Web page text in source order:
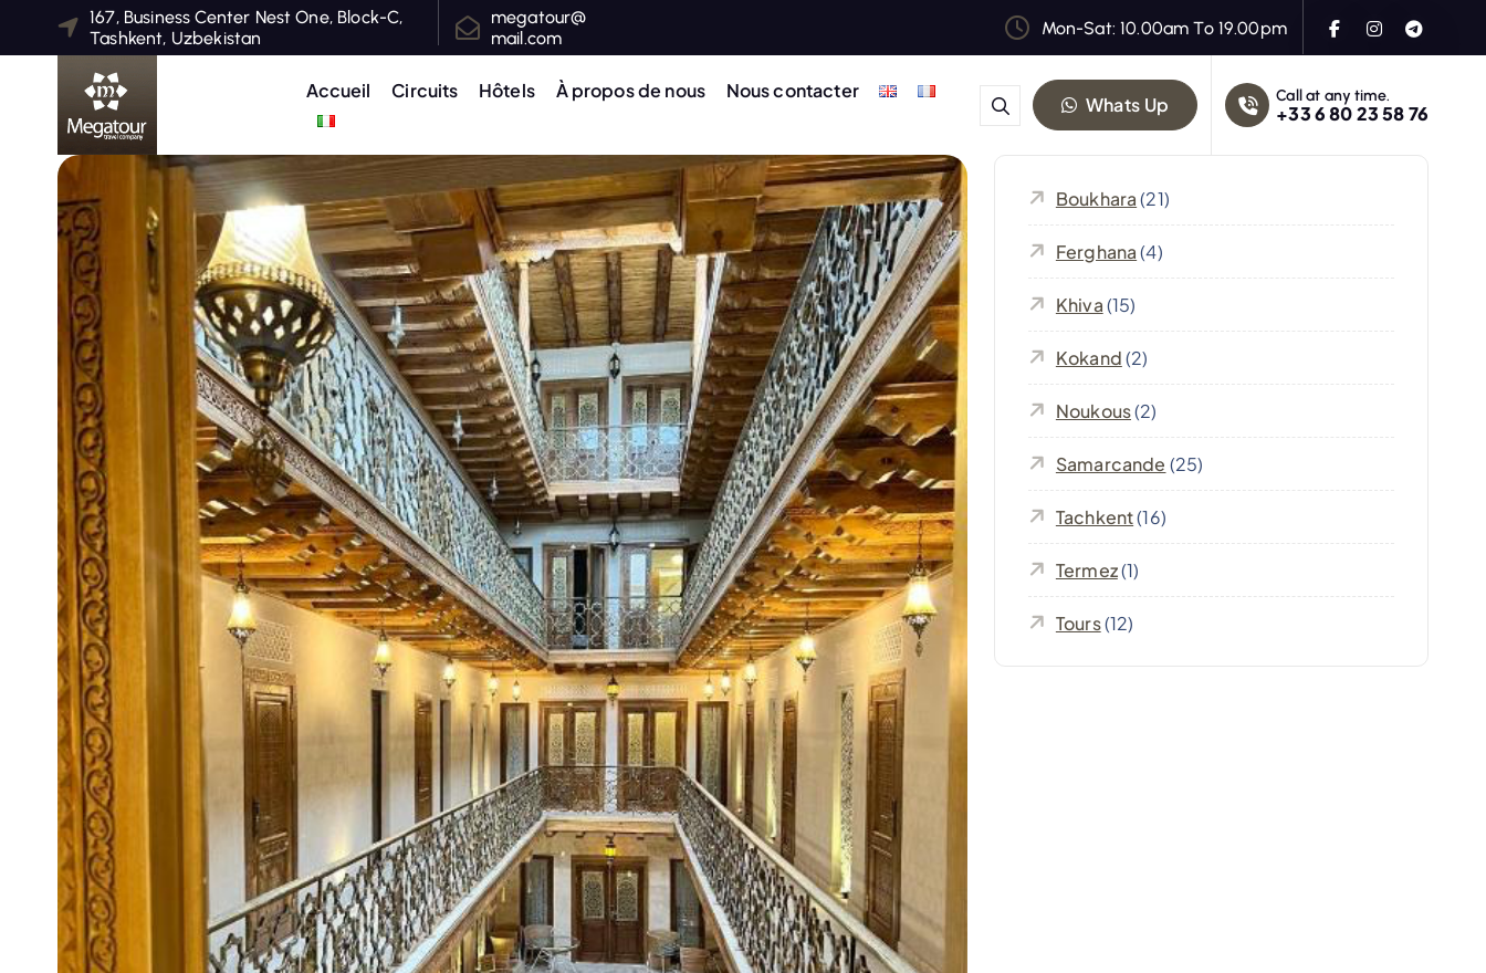
167, Business Center Nest One, Block-C,
Tashkent, Uzbekistan
megatour@
mail.com
Mon-Sat: 10.00am To 19.00pm
Accueil Circuits Hôtels À propos de nous Nous contacter
Whats Up Call at any time.
+33 6 80 23 58 76
Boukhara(21)
Ferghana(4)
Khiva(15)
Kokand(2)
Noukous(2)
Samarcande (25)
Tachkent(16)
Termez(1)
Tours(12)